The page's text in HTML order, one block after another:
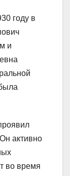
году в
и
активно
во время